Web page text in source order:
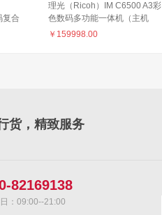
复合
理光（Ricoh）IM C6500 A3彩
色数码多功能一体机（主机
+双面同步送稿器）
￥ 159998.00
货，精致服务
82169138
：09:00--21:00